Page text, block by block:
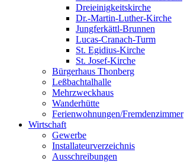
Dreieinigkeitskirche
Dr.-Martin-Luther-Kirche
Jungferkättl-Brunnen
Lucas-Cranach-Turm
St. Egidius-Kirche
St. Josef-Kirche
Bürgerhaus Thonberg
Leßbachtalhalle
Mehrzweckhaus
Wanderhütte
Ferienwohnungen/Fremdenzimmer
Wirtschaft
Gewerbe
Installateurverzeichnis
Ausschreibungen